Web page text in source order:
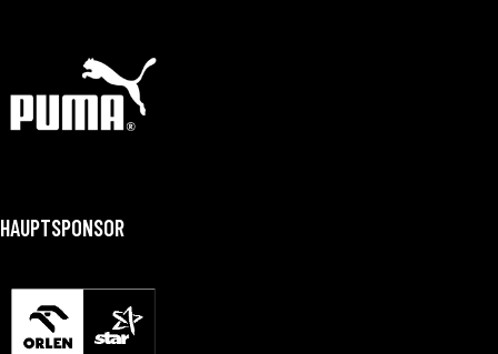
HAUPTSPONSOR